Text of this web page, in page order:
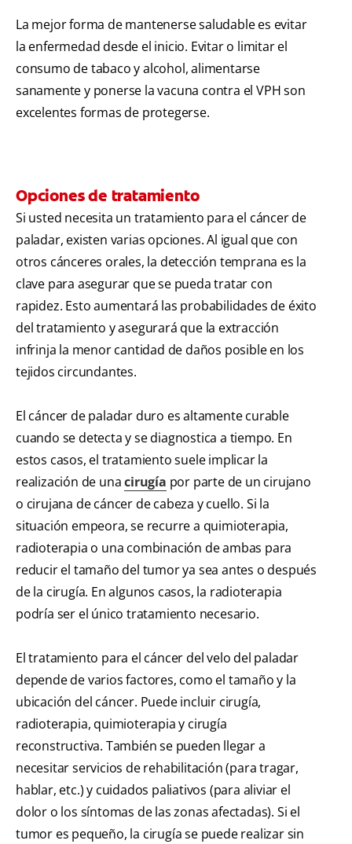
La mejor forma de mantenerse saludable es evitar
la enfermedad desde el inicio. Evitar o limitar el
consumo de tabaco y alcohol, alimentarse
sanamente y ponerse la vacuna contra el VPH son
excelentes formas de protegerse.
Opciones de tratamiento
Si usted necesita un tratamiento para el cáncer de
paladar, existen varias opciones. Al igual que con
otros cánceres orales, la detección temprana es la
clave para asegurar que se pueda tratar con
rapidez. Esto aumentará las probabilidades de éxito
del tratamiento y asegurará que la extracción
infrinja la menor cantidad de daños posible en los
tejidos circundantes.
El cáncer de paladar duro es altamente curable
cuando se detecta y se diagnostica a tiempo. En
estos casos, el tratamiento suele implicar la
realización de unacirugía por parte de un cirujano
o cirujana de cáncer de cabeza y cuello. Si la
situación empeora, se recurre a quimioterapia,
radioterapia o una combinación de ambas para
reducir el tamaño del tumor ya sea antes o después
de la cirugía. En algunos casos, la radioterapia
podría ser el único tratamiento necesario.
El tratamiento para el cáncer del velo del paladar
depende de varios factores, como el tamaño y la
ubicación del cáncer. Puede incluir cirugía,
radioterapia, quimioterapia y cirugía
reconstructiva. También se pueden llegar a
necesitar servicios de rehabilitación (para tragar,
hablar, etc.) y cuidados paliativos (para aliviar el
dolor o los síntomas de las zonas afectadas). Si el
tumor es pequeño, la cirugía se puede realizar sin